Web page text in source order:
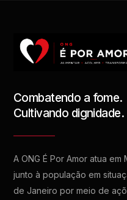
Combatendo a fome.
Cultivando dignidade.
A ONG É Por Amor atua em
junto à população em
de Janeiro por meio de